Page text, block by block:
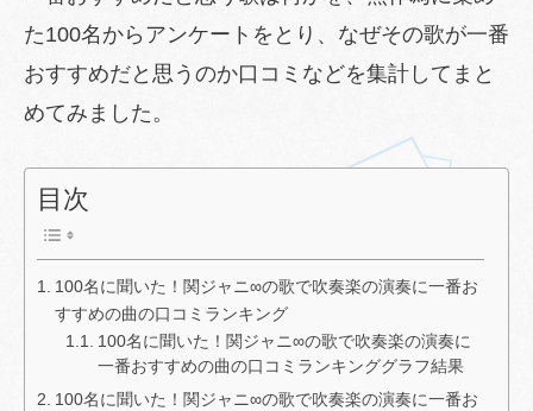
た100名からアンケートをとり、なぜその歌が一番
おすすめだと思うのか口コミなどを集計してまと
めてみました。
目次
100名に聞いた！関ジャニ∞の歌で吹奏楽の演奏に一番お
すすめの曲の口コミランキング
100名に聞いた！関ジャニ∞の歌で吹奏楽の演奏に
一番おすすめの曲の口コミランキンググラフ結果
100名に聞いた！関ジャニ∞の歌で吹奏楽の演奏に一番お